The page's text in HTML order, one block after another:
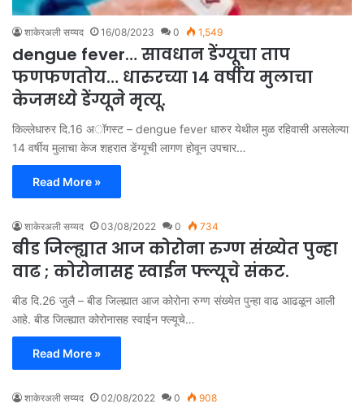
शाकेरअली सय्यद 16/08/2023 0 1,549
dengue fever… सावधान डेंग्यूचा ताप
फणफणतोय… धारुरच्या 14 वर्षीय मुलाचा
केजमध्ये डेंग्यूने मृत्यू.
किल्लेधारुर दि.16 अॉगस्ट – dengue fever धारुर येथील मुळ रहिवासी असलेल्या
14 वर्षीय मुलाचा केज शहरात डेंग्यूची लागण होवून उपचार…
Read More »
शाकेरअली सय्यद 03/08/2022 0 734
बीड जिल्ह्यात आज कोरोना रुग्ण संख्येत पुन्हा
वाढ ; कोरोनासह स्वाईन फ्ल्यूचे संकट.
बीड दि.26 जुलै – बीड जिल्ह्यात आज कोरोना रुग्ण संख्येत पुन्हा वाढ आढळून आली
आहे. बीड जिल्ह्यात कोरोनासह स्वाईन फ्ल्यूचे…
Read More »
शाकेरअली सय्यद 02/08/2022 0 908